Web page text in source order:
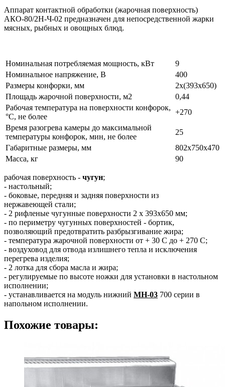
Аппарат контактной обработки (жарочная поверхность)
АКО-80/2Н-Ч-02 предназначен для непосредственной жарки
мясных, рыбных и овощных блюд.
Номинальная потребляемая мощность, кВт
9
Номинальное напряжение, В
400
Размеры конфорки, мм
2x(393x650)
Площадь жарочной поверхности, м2
0,44
Рабочая температура на поверхности конфорок,
°C, не более
+270
Время разогрева камеры до максимальной
температуры конфорок, мин, не более
25
Габаритные размеры, мм
802x750x470
Масса, кг
90
рабочая поверхность - чугун;
- настольный;
- боковые, передняя и задняя поверхности из
нержавеющей стали;
- 2 рифленые чугунные поверхности 2 х 393x650 мм;
- по периметру чугунных поверхностей - бортик,
позволяющий предотвратить разбрызгивание жира;
- температура жарочной поверхности от + 30 С до + 270 С;
- воздуховод для отвода излишнего тепла и исключения
перегрева изделия;
- 2 лотка для сбора масла и жира;
- регулируемые по высоте ножки для установки в настольном
исполнении;
- устанавливается на модуль нижний МН-03 700 серии в
напольном исполнении.
Похожие товары: